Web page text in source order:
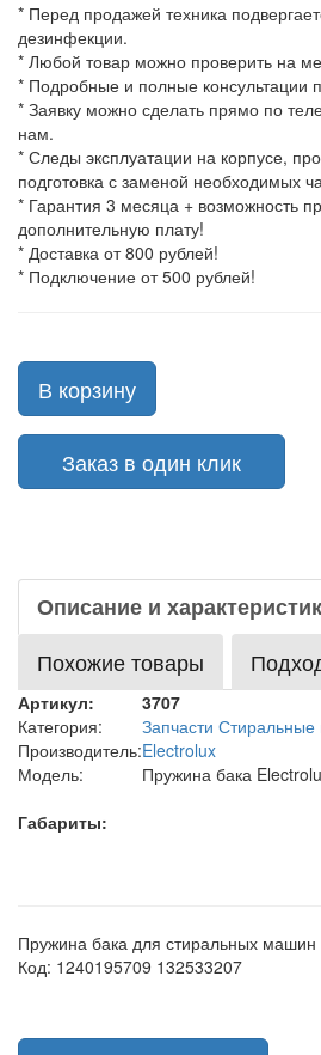
* Перед продажей техника
дезинфекции.
* Любой товар можно проверить на
* Подробные и полные консультации
* Заявку можно сделать прямо по
нам.
* Следы эксплуатации на корпусе,
подготовка с заменой необходимых
* Гарантия 3 месяца + возможность
дополнительную плату!
* Доставка от 800 рублей!
* Подключение от 500 рублей!
В корзину
Заказ в один клик
Описание и
Похожие товары
Артикул:
3707
Категория:
Запчасти
Производитель:Electrolux
Модель:
Пружина бака
Габариты:
Пружина бака для стиральных
Код: 1240195709 132533207